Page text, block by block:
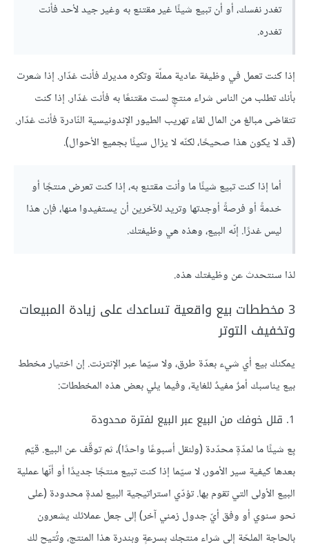
تغدر نفسك، أو أن تبيع شيئًا غير مقتنع به وغير جيد لأحد فأنت
تغدره.
إذا كنت تعمل في وظيفة عادية مملّة وتكره مديرك فأنت غدّار. إذا شعرت
بأنك تطلب من الناس شراء منتجٍ لست مقتنعًا به فأنت غدّار. إذا كنت
تتقاضى مبالغ من المال لقاء تهريب الطيور الإندونيسية النّادرة فأنت غدّار.
(قد لا يكون هذا صحيحًا، لكنّه لا يزال سيئًا بجميع الأحوال).
أما إذا كنت تبيع شيئًا ما وأنت مقتنع به، إذا كنت تعرض منتجًا أو
خدمةً أو فرصةً أوجدتها وتريد للآخرين أن يستفيدوا منها، فإن هذا
ليس غدرًا. إنّه البيع، وهذه هي وظيفتك.
لذا سنتحدث عن وظيفتك هذه.
3 مخططات بيع واقعية تساعدك على زيادة المبيعات
وتخفيف التوتر
يمكنك بيع أي شيء بعدّة طرق، ولا سيّما عبر الإنترنت. إن اختيار مخطط
بيع يناسبك أمرٌ مفيدٌ للغاية، وفيما يلي بعض هذه المخططات:
1. قلل خوفك من البيع عبر البيع لفترة محدودة
بِع شيئًا ما لمدّةٍ محدّدة (ولنقل أسبوعًا واحدًا)، ثم توقّف عن البيع. قيّم
بعدها كيفية سير الأمور، لا سيّما إذا كنت تبيع منتجًا جديدًا أو أنّها عملية
البيع الأولى التي تقوم بها. تؤدّي استراتيجية البيع لمدةٍ محدودة (على
نحو سنوي أو وفق أيّ جدول زمني آخر) إلى جعل عملائك يشعرون
بالحاجة الملحّة إلى شراء منتجك بسرعةٍ وبندرة هذا المنتج، وتُتيح لك